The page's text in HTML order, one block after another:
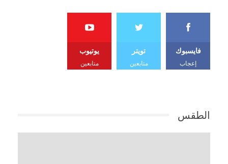
فايسبوك
إعجاب
تويتر
متابعين
يوتيوب
متابعين
الطقس